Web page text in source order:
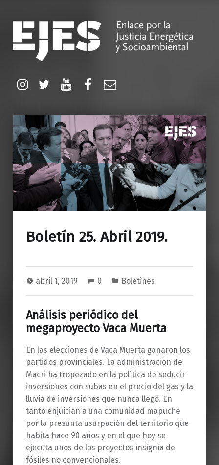
Boletín 25. Abril 2019.
abril 1, 2019 0 Boletines
Análisis periódico del
megaproyecto Vaca Muerta
En las elecciones de Vaca Muerta ganaron los
partidos provinciales. La administración de
Macri ha tropezado en la política de seducir
inversiones con subas en el precio del gas y la
lluvia de inversiones que nunca llegó. En
tanto enjuician a una comunidad mapuche
por la presunta usurpación del territorio que
habita hace 90 años y en el que hoy se
ejecuta unos de los proyectos insignia de
fósiles no convencionales.